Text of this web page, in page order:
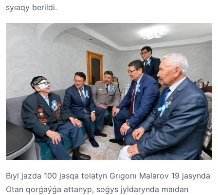
syıaqy berildi.
Bıyl jazda 100 jasqa tolatyn Grıgorıı Malarov 19 jasynda
Otan qorǵaýǵa attanyp, soǵys jyldarynda maıdan